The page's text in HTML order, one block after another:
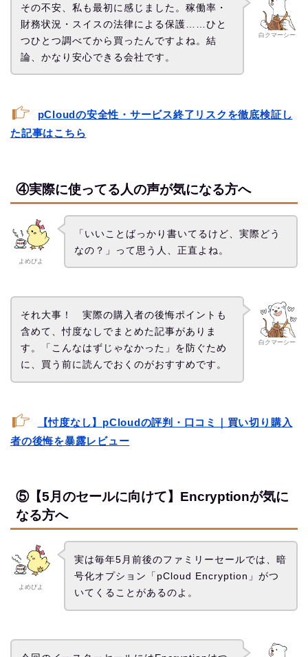
白クマーシー
その不安、私も最初に感じました。稼働率・
財務状況・スイスの法律による保護……ひと
つひとつ調べてから買ったんですよね。結
論、かなり安心できる会社です。
pCloudの安全性・サービス終了リスクを徹底検証し
た記事はこちら
④実際に使ってる人の声が気になる方へ
よめぴよ
「いいことばっかり書いてるけど、実際どう
なの？」って思う人、正直よね。
白クマーシー
それ大事！ 実際の購入者の後悔ポイントも
含めて、忖度なしでまとめた記事がありま
す。「こんなはずじゃなかった」を防ぐため
に、買う前に読んでおくのがおすすめです。
【忖度なし】pCloudの評判・口コミ｜買い切り購入
者の後悔を暴露レビュー
⑤【5月のセールに向けて】Encryptionが気に
なる方へ
よめぴよ
実は毎年5月前後のファミリーセールでは、暗
号化オプション「pCloud Encryption」がつ
いてくることがあるのよ。